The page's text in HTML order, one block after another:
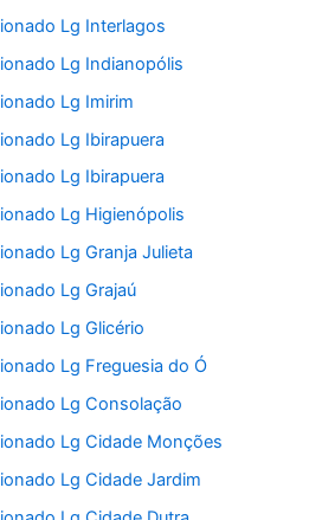
Lg Interlagos
Lg Indianopólis
Lg Imirim
Lg Ibirapuera
Lg Ibirapuera
Lg Higienópolis
Lg Granja Julieta
Lg Grajaú
Lg Glicério
Lg Freguesia do Ó
Lg Consolação
Lg Cidade Monções
Lg Cidade Jardim